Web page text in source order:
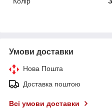
Умови доставки
Нова Пошта
Доставка поштою
Всі умови доставки